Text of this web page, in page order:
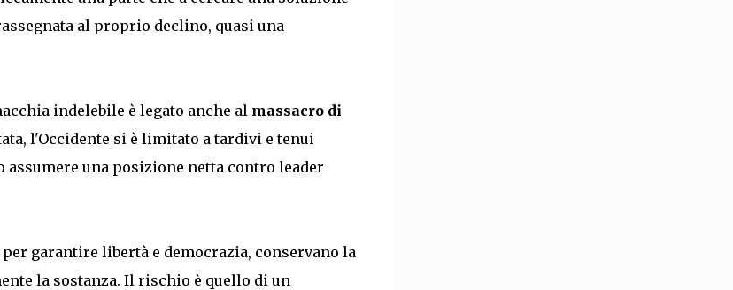
al proprio declino, quasi una
indelebile è legato anche al massacro di
l'Occidente si è limitato a tardivi e tenui
una posizione netta contro leader
garantire libertà e democrazia, conservano la
la sostanza. Il rischio è quello di un